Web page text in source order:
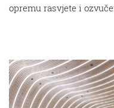
opremu rasvjete i